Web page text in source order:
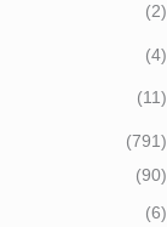
(2)
(4)
(11)
(791)
(90)
(6)